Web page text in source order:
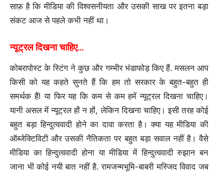
साफ़ है कि मीडिया की विश्वसनीयता और उसकी साख पर इतना बड़ा
संकट आज से पहले कभी नहीं था।
न्यूट्रल दिखना चाहिए…
कोबरापोस्ट के स्टिंग ने कुछ और गम्भीर भंडाफोड़ किए हैं. मसलन आप
किसी को यह कहते सुनते हैं कि हम तो सरकार के बहुत-बहुत ही
समर्थक हैं! या फिर यह कि कम से कम हमें न्यूट्रल दिखना चाहिए।
यानी असल में न्यूट्रल हों न हों, लेकिन दिखना चाहिए। इसी तरह कोई
बहुत बड़ा हिन्दुत्ववादी होने का दावा करता है। क्या यह मीडिया की
ऑब्जेक्टिविटी और उसकी नैतिकता पर बहुत बड़ा सवाल नहीं है। वैसे
मीडिया का हिन्दुत्ववादी होना या मीडिया में हिन्दुत्ववादी रुझान बन
जाना भी कोई नयी बात नहीं है. रामजन्मभूमि-बाबरी मस्जिद विवाद जब